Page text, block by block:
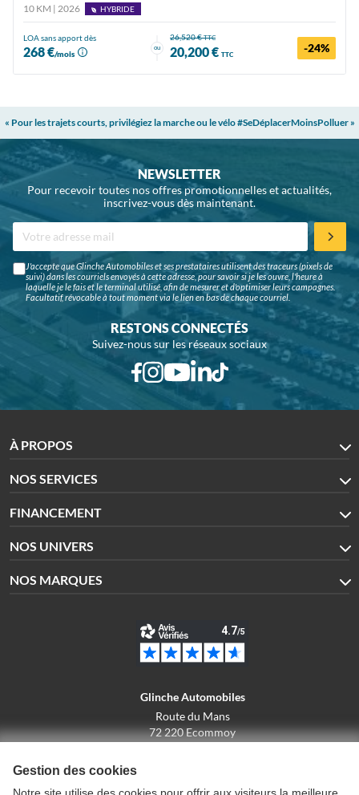
10 KM | 2026
HYBRIDE
LOA sans apport dès
268 €/mois
ou
26,520 €TTC
20,200 € TTC -24%
« Pour les trajets courts, privilégiez la marche ou le vélo #SeDéplacerMoinsPolluer »
NEWSLETTER
Pour recevoir toutes nos offres promotionnelles et actualités,
inscrivez-vous dès maintenant.
J'accepte que Glinche Automobiles et ses prestataires utilisent des traceurs (pixels de
suivi) dans les courriels envoyés à cette adresse, pour savoir si je les ouvre, l'heure à
laquelle je le fais et le terminal utilisé, afin de mesurer et d'optimiser leurs campagnes.
Facultatif, révocable à tout moment via le lien en bas de chaque courriel.
RESTONS CONNECTÉS
Suivez-nous sur les réseaux sociaux
À PROPOS
NOS SERVICES
FINANCEMENT
NOS UNIVERS
NOS MARQUES
Glinche Automobiles
Route du Mans
72 220 Ecommoy
Gestion des cookies